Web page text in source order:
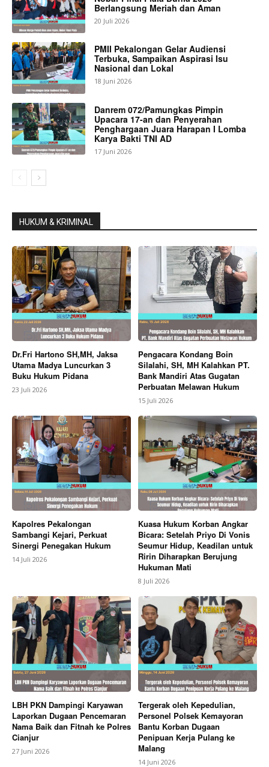
Berlangsung Meriah dan Aman
20 Juli 2026
PMII Pekalongan Gelar Audiensi
Terbuka, Sampaikan Aspirasi Isu
Nasional dan Lokal
18 Juni 2026
Danrem 072/Pamungkas Pimpin
Upacara 17-an dan Penyerahan
Penghargaan Juara Harapan I Lomba
Karya Bakti TNI AD
17 Juni 2026
HUKUM & KRIMINAL
Dr.Fri Hartono SH,MH, Jaksa
Utama Madya Luncurkan 3
Buku Hukum Pidana
23 Juli 2026
Pengacara Kondang Boin
Silalahi, SH, MH Kalahkan PT.
Bank Mandiri Atas Gugatan
Perbuatan Melawan Hukum
15 Juli 2026
Kapolres Pekalongan
Sambangi Kejari, Perkuat
Sinergi Penegakan Hukum
14 Juli 2026
Kuasa Hukum Korban Angkar
Bicara: Setelah Priyo Di Vonis
Seumur Hidup, Keadilan untuk
Ririn Diharapkan Berujung
Hukuman Mati
8 Juli 2026
LBH PKN Dampingi Karyawan
Laporkan Dugaan Pencemaran
Nama Baik dan Fitnah ke Polres
Cianjur
27 Juni 2026
Tergerak oleh Kepedulian,
Personel Polsek Kemayoran
Bantu Korban Dugaan
Penipuan Kerja Pulang ke
Malang
14 Juni 2026